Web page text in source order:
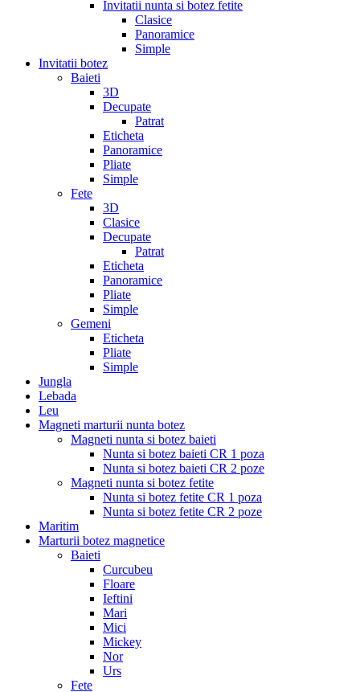
Invitatii nunta si botez fetite
Clasice
Panoramice
Simple
Invitatii botez
Baieti
3D
Decupate
Patrat
Eticheta
Panoramice
Pliate
Simple
Fete
3D
Clasice
Decupate
Patrat
Eticheta
Panoramice
Pliate
Simple
Gemeni
Eticheta
Pliate
Simple
Jungla
Lebada
Leu
Magneti marturii nunta botez
Magneti nunta si botez baieti
Nunta si botez baieti CR 1 poza
Nunta si botez baieti CR 2 poze
Magneti nunta si botez fetite
Nunta si botez fetite CR 1 poza
Nunta si botez fetite CR 2 poze
Maritim
Marturii botez magnetice
Baieti
Curcubeu
Floare
Ieftini
Mari
Mici
Mickey
Nor
Urs
Fete